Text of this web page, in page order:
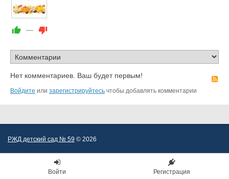
—
Нет комментариев. Ваш будет первым!
Войдите или зарегистрируйтесь чтобы добавлять комментарии
РЖД детский сад № 59 © 2026
Войти Регистрация